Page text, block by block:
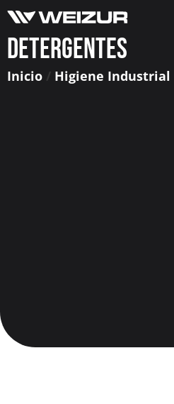
Detergentes
Inicio / Higiene Industrial